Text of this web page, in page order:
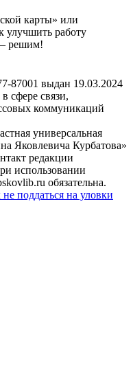
карты» или
улучшить работу
решим!
87001 выдан 19.03.2024
сфере связи,
коммуникаций
универсальная
Яковлевича Курбатова»
редакции
использовании
обязательна.
поддаться на уловки